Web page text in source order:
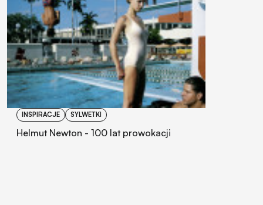
INSPIRACJE SYLWETKI
Helmut Newton - 100 lat prowokacji